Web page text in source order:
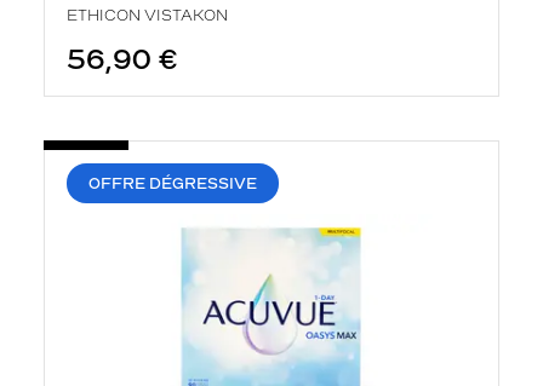
ETHICON VISTAKON
56,90 €
OFFRE DÉGRESSIVE